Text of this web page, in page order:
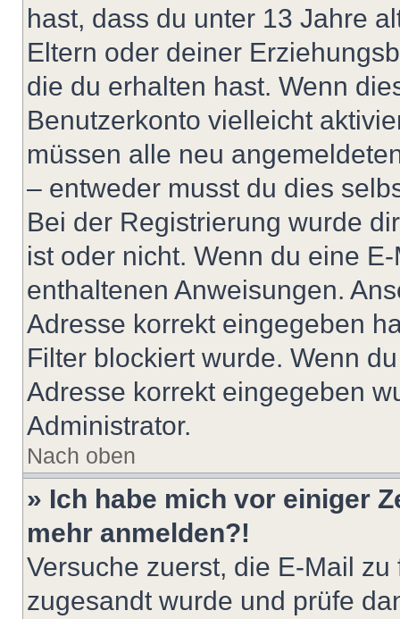
hast, dass du unter 13 Jahre
Eltern oder deiner
die du erhalten hast. Wenn
Benutzerkonto vielleicht
müssen alle neu
– entweder musst du dies
Bei der Registrierung wurde
ist oder nicht. Wenn du eine
enthaltenen Anweisungen.
Adresse korrekt eingegeben
Filter blockiert wurde. Wenn
Adresse korrekt eingegeben
Administrator.
Nach oben
» Ich habe mich vor einiger
mehr anmelden?!
Versuche zuerst, die E-Mail
zugesandt wurde und prüfe